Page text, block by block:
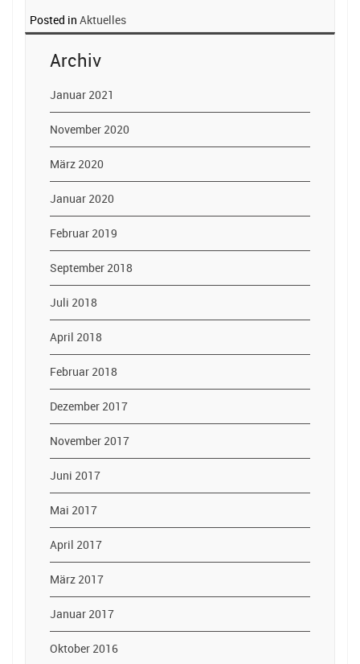
Posted in Aktuelles
Archiv
Januar 2021
November 2020
März 2020
Januar 2020
Februar 2019
September 2018
Juli 2018
April 2018
Februar 2018
Dezember 2017
November 2017
Juni 2017
Mai 2017
April 2017
März 2017
Januar 2017
Oktober 2016